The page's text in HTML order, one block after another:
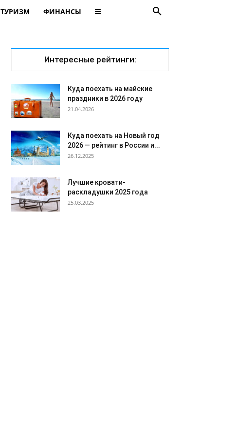
ТУРИЗМ ФИНАНСЫ
Интересные рейтинги:
Куда поехать на майские
праздники в 2026 году
21.04.2026
Куда поехать на Новый год
2026 — рейтинг в России и...
26.12.2025
Лучшие кровати-
раскладушки 2025 года
25.03.2025